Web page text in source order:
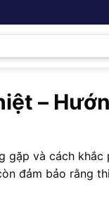
–
gặp và cách khắc
đảm bảo rằng